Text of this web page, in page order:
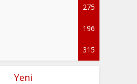
275
196
315
Yeni